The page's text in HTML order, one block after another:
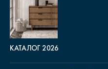
КАТАЛОГ 2026